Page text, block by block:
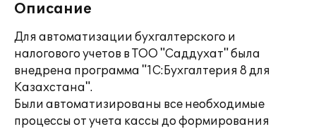
Описание
Для автоматизации бухгалтерского и
налогового учетов в ТОО "Саддухат" была
внедрена программа "1С:Бухгалтерия 8 для
Казахстана".
Были автоматизированы все необходимые
процессы от учета кассы до формирования